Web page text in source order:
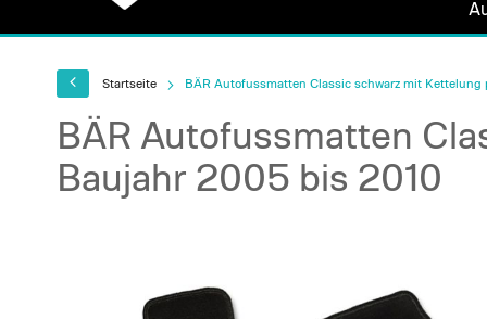
Startseite BÄR Autofussmatten Classic schwarz mit
BÄR Autofussmatten
Baujahr 2005 bis 2010